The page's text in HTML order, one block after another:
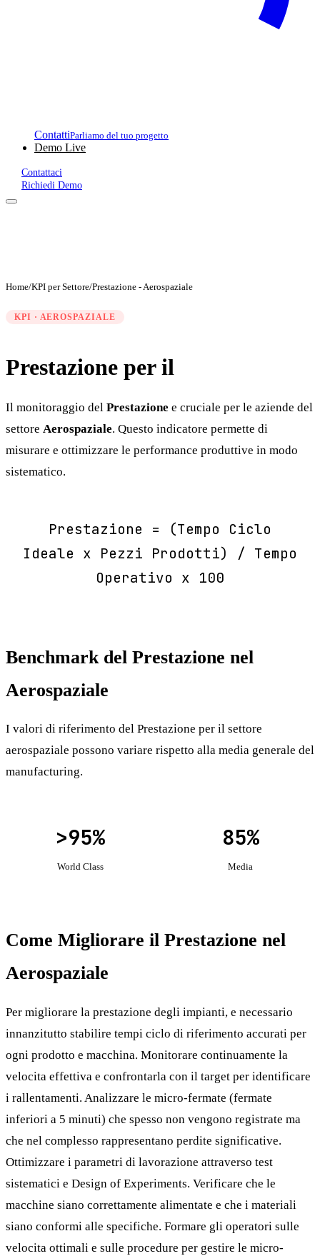
ContattiParliamo del tuo progetto
Demo Live
Contattaci
Richiedi Demo
Home/KPI per Settore/Prestazione - Aerospaziale
KPI · AEROSPAZIALE
Prestazione per il
Il monitoraggio del Prestazione e cruciale per le aziende del
settore Aerospaziale. Questo indicatore permette di
misurare e ottimizzare le performance produttive in modo
sistematico.
Prestazione = (Tempo Ciclo
Ideale x Pezzi Prodotti) / Tempo
Operativo x 100
Benchmark del Prestazione nel
Aerospaziale
I valori di riferimento del Prestazione per il settore
aerospaziale possono variare rispetto alla media generale del
manufacturing.
>95%
World Class
85%
Media
Come Migliorare il Prestazione nel
Aerospaziale
Per migliorare la prestazione degli impianti, e necessario
innanzitutto stabilire tempi ciclo di riferimento accurati per
ogni prodotto e macchina. Monitorare continuamente la
velocita effettiva e confrontarla con il target per identificare
i rallentamenti. Analizzare le micro-fermate (fermate
inferiori a 5 minuti) che spesso non vengono registrate ma
che nel complesso rappresentano perdite significative.
Ottimizzare i parametri di lavorazione attraverso test
sistematici e Design of Experiments. Verificare che le
macchine siano correttamente alimentate e che i materiali
siano conformi alle specifiche. Formare gli operatori sulle
velocita ottimali e sulle procedure per gestire le micro-